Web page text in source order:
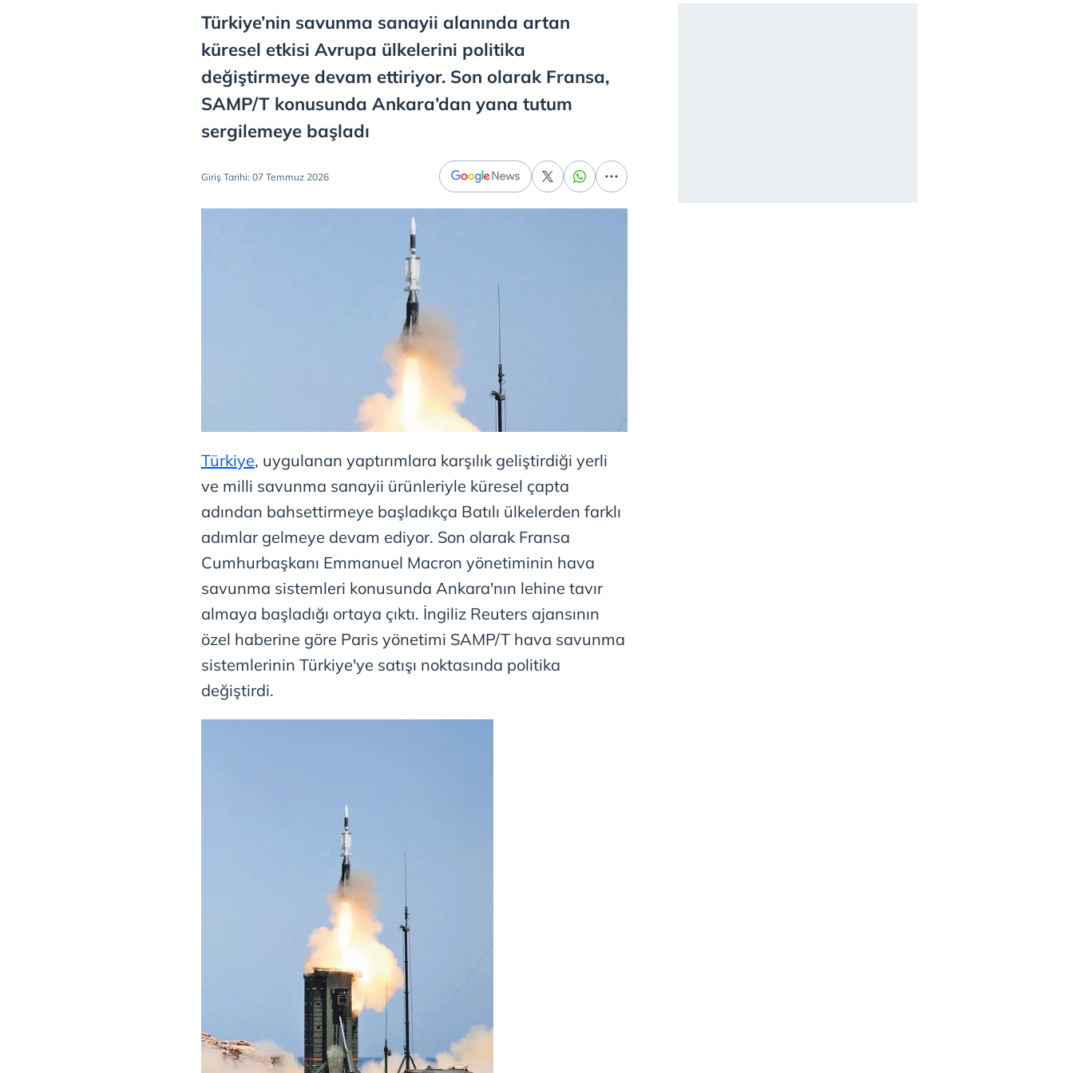
Türkiye’nin savunma sanayii alanında artan
küresel etkisi Avrupa ülkelerini politika
değiştirmeye devam ettiriyor. Son olarak Fransa,
SAMP/T konusunda Ankara’dan yana tutum
sergilemeye başladı
Giriş Tarihi: 07 Temmuz 2026
Türkiye, uygulanan yaptırımlara karşılık geliştirdiği yerli
ve milli savunma sanayii ürünleriyle küresel çapta
adından bahsettirmeye başladıkça Batılı ülkelerden farklı
adımlar gelmeye devam ediyor. Son olarak Fransa
Cumhurbaşkanı Emmanuel Macron yönetiminin hava
savunma sistemleri konusunda Ankara'nın lehine tavır
almaya başladığı ortaya çıktı. İngiliz Reuters ajansının
özel haberine göre Paris yönetimi SAMP/T hava savunma
sistemlerinin Türkiye'ye satışı noktasında politika
değiştirdi.